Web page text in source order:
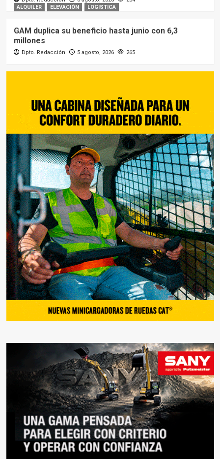
ALQUILER
ELEVACIÓN LOGISTICA
GAM duplica su beneficio hasta junio con 6,3
millones
Dpto. Redacción 5 agosto, 2026 265